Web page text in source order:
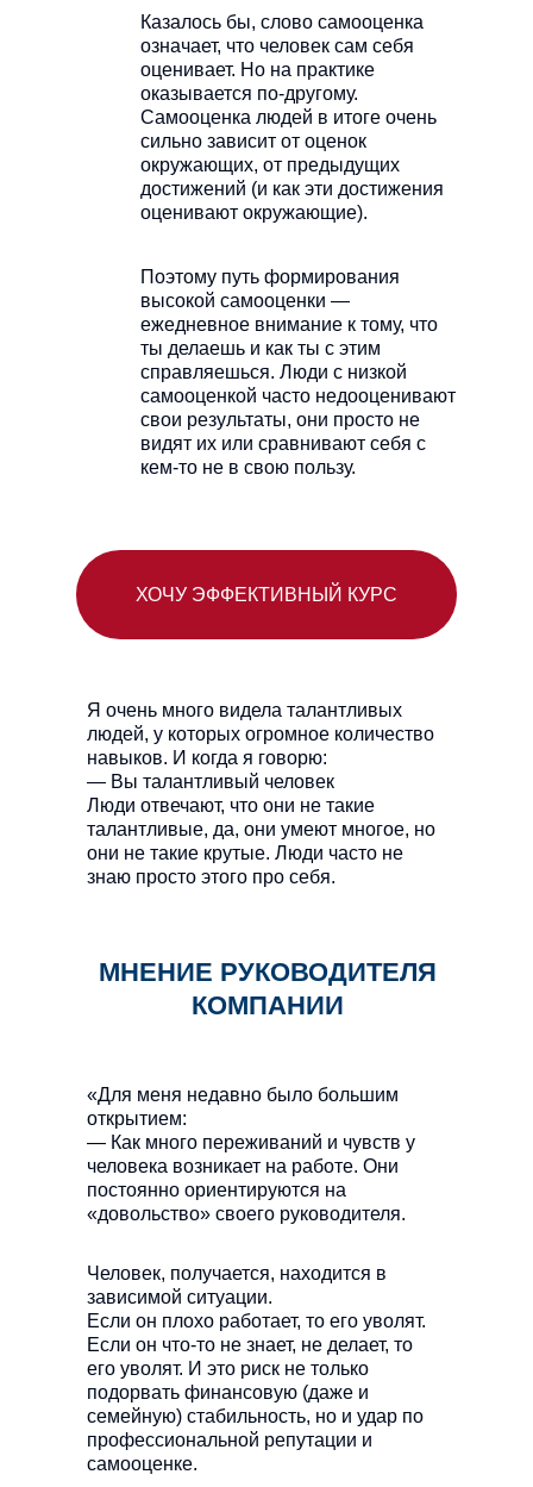
Казалось бы, слово самооценка
означает, что человек сам себя
оценивает. Но на практике
оказывается по-другому.
Самооценка людей в итоге очень
сильно зависит от оценок
окружающих, от предыдущих
достижений (и как эти достижения
оценивают окружающие).
Поэтому путь формирования
высокой самооценки —
ежедневное внимание к тому, что
ты делаешь и как ты с этим
справляешься. Люди с низкой
самооценкой часто недооценивают
свои результаты, они просто не
видят их или сравнивают себя с
кем-то не в свою пользу.
Я очень много видела талантливых
людей, у которых огромное количество
навыков. И когда я говорю:
— Вы талантливый человек
Люди отвечают, что они не такие
талантливые, да, они умеют многое, но
они не такие крутые. Люди часто не
знаю просто этого про себя.
«Для меня недавно было большим
открытием:
— Как много переживаний и чувств у
человека возникает на работе. Они
постоянно ориентируются на
«довольство» своего руководителя.
Человек, получается, находится в
зависимой ситуации.
Если он плохо работает, то его уволят.
Если он что-то не знает, не делает, то
его уволят. И это риск не только
подорвать финансовую (даже и
семейную) стабильность, но и удар по
профессиональной репутации и
самооценке.
МНЕНИЕ РУКОВОДИТЕЛЯ
КОМПАНИИ
ХОЧУ ЭФФЕКТИВНЫЙ КУРС